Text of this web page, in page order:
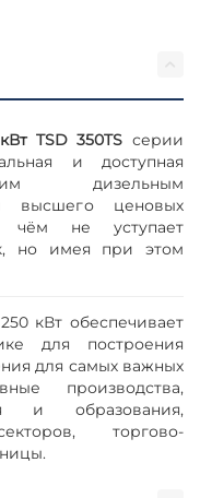
TSD 350TS серии
и доступная
дизельным
высшего ценовых
чём не уступает
но имея при этом
кВт обеспечивает
для построения
для самых важных
производства,
и образования,
торгово-